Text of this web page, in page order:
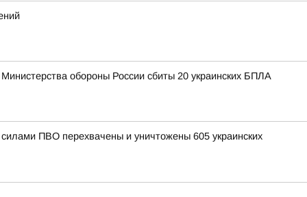
обороны России сбиты 20 украинских БПЛА
ПВО перехвачены и уничтожены 605 украинских